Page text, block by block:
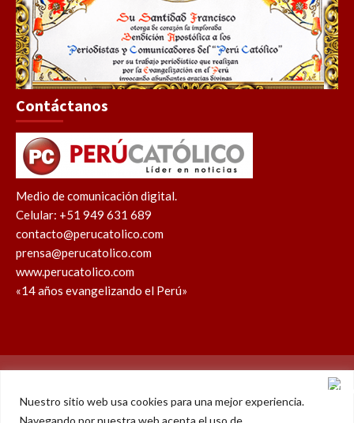
Nuestro sitio web usa cookies para una mejor experiencia.
Navegando por nuestra web acepta el uso de
Contáctanos
Medio de comunicación digital.
Celular: +51 949 631 689
contacto@perucatolico.com
prensa@perucatolico.com
www.perucatolico.com
«14 años evangelizando el Perú»